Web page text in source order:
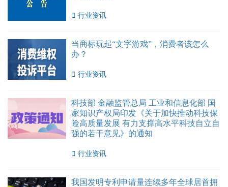
 行业资讯
当商标玩起“文字游戏”，消费者该怎么
办？
 行业资讯
科技部 金融监管总局 工业和信息化部 国
家知识产权局印发《关于加快推动科技保
险高质量发展 有力支撑高水平科技自立自
强的若干意见》的通知
 行业资讯
我国发明专利申请量连续多年全球居首拥